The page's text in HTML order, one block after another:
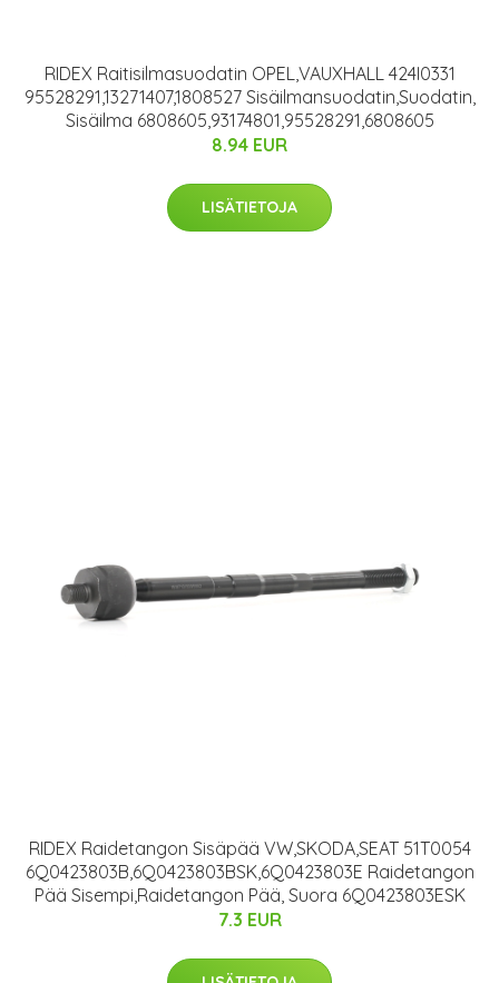
RIDEX Raitisilmasuodatin OPEL,VAUXHALL 424I0331
95528291,13271407,1808527 Sisäilmansuodatin,Suodatin,
Sisäilma 6808605,93174801,95528291,6808605
8.94 EUR
LISÄTIETOJA
RIDEX Raidetangon Sisäpää VW,SKODA,SEAT 51T0054
6Q0423803B,6Q0423803BSK,6Q0423803E Raidetangon
Pää Sisempi,Raidetangon Pää, Suora 6Q0423803ESK
7.3 EUR